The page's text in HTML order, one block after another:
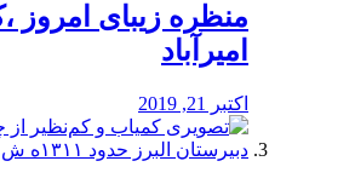
منظره‌‌ زیبای امروز
امیرآباد
اکتبر 21, 2019